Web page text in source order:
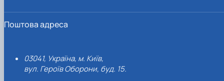
Поштова адреса
03041, Україна, м. Київ,
вул. Героїв Оборони, буд. 15.